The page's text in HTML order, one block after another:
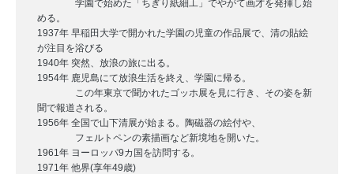
admin
学園で始めた「ちぎり紙細工」でやがて画才を発揮し始
める。
1937年 早稲田大学で開かれた学園の児童の作品展で、清の貼絵
が注目を浴びる
1940年 突然、放浪の旅に出る。
1954年 鹿児島にて放浪生活を終え、学園に帰る。
この年東京で聞かれたゴッホ展を見に行き、その姿を新
聞で報道される。
1956年 全国で山下清展が始まる。陶磁器の絵付や、
フェルトペンの素描画など新境地を開いた。
1961年 ヨーロッパ9カ国を訪問する。
1971年 他界(享年49歳)